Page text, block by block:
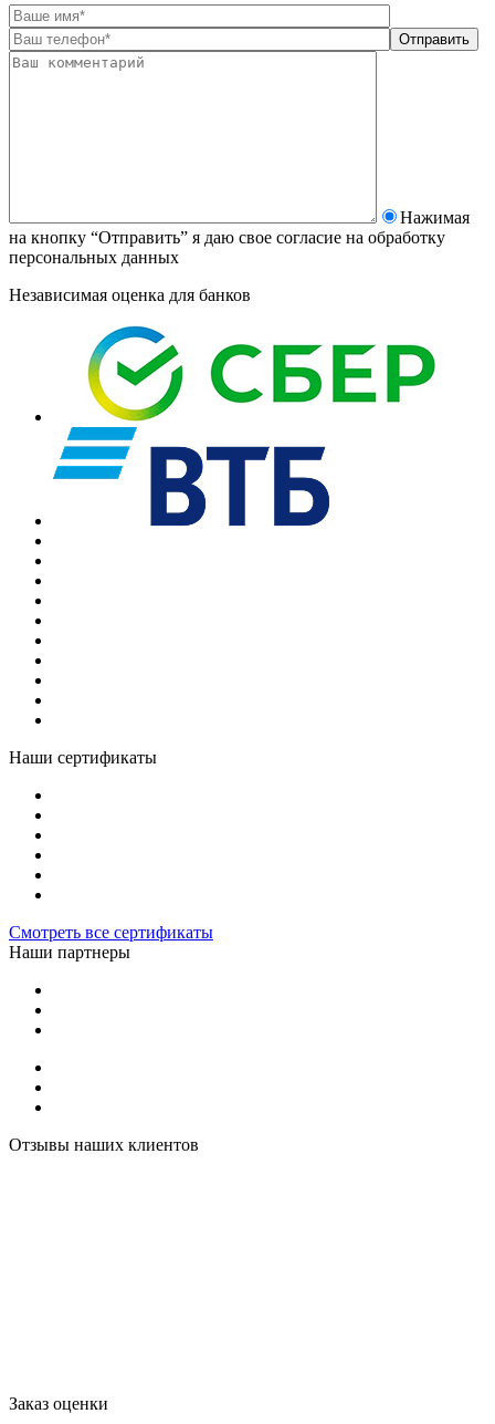
Нажимая
на кнопку “Отправить” я даю свое согласие на обработку
персональных данных
Независимая оценка для банков
Наши сертификаты
Смотреть все сертификаты
Наши партнеры
Отзывы наших клиентов
Заказ оценки